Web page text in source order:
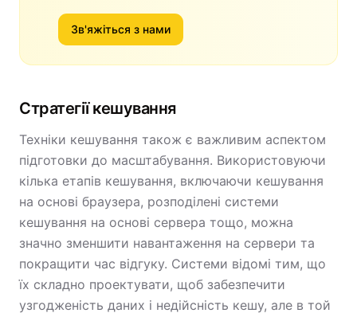
Зв'яжіться з нами
Стратегії кешування
Техніки кешування також є важливим аспектом
підготовки до масштабування. Використовуючи
кілька етапів кешування, включаючи кешування
на основі браузера, розподілені системи
кешування на основі сервера тощо, можна
значно зменшити навантаження на сервери та
покращити час відгуку. Системи відомі тим, що
їх складно проектувати, щоб забезпечити
узгодженість даних і недійсність кешу, але в той